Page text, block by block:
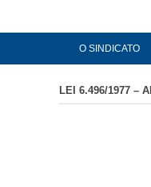
O SINDICATO
LEI 6.496/1977 –